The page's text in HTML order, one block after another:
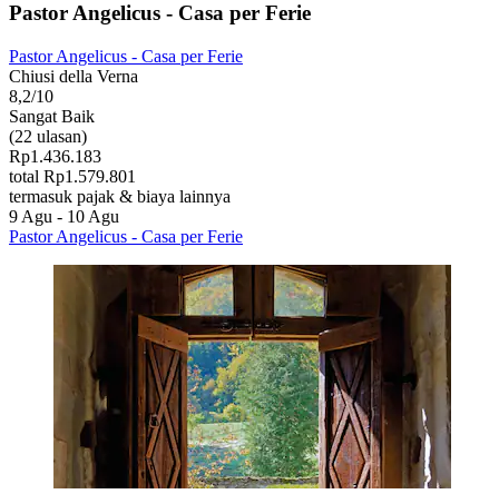
Pastor Angelicus - Casa per Ferie
Pastor Angelicus - Casa per Ferie
Chiusi della Verna
8,2/10
Sangat Baik
(22 ulasan)
Rp1.436.183
total Rp1.579.801
termasuk pajak & biaya lainnya
9 Agu - 10 Agu
Pastor Angelicus - Casa per Ferie